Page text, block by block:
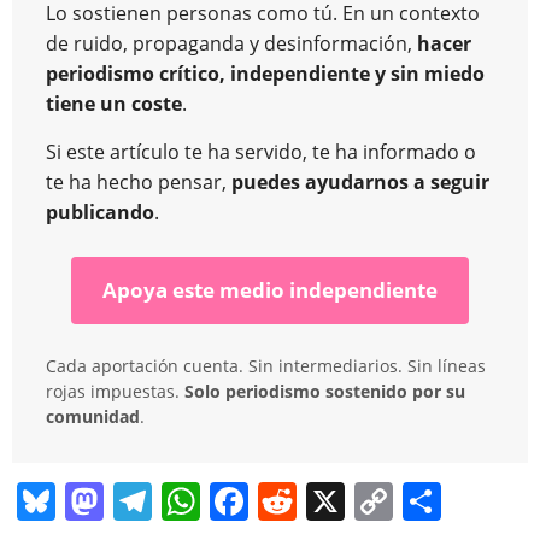
Lo sostienen personas como tú. En un contexto
de ruido, propaganda y desinformación, hacer
periodismo crítico, independiente y sin miedo
tiene un coste.
Si este artículo te ha servido, te ha informado o
te ha hecho pensar, puedes ayudarnos a seguir
publicando.
Apoya este medio independiente
Cada aportación cuenta. Sin intermediarios. Sin líneas
rojas impuestas. Solo periodismo sostenido por su
comunidad.
Bl M T W F R X C